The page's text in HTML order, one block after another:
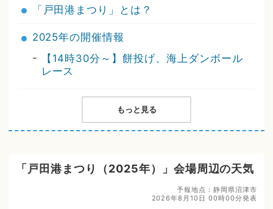
「戸田港まつり」とは？
2025年の開催情報
-
【14時30分～】餅投げ、海上ダンボール
レース
もっと見る
「戸田港まつり（2025年）」会場周辺の天気
予報地点：静岡県沼津市
2026年8月10日 00時00分発表